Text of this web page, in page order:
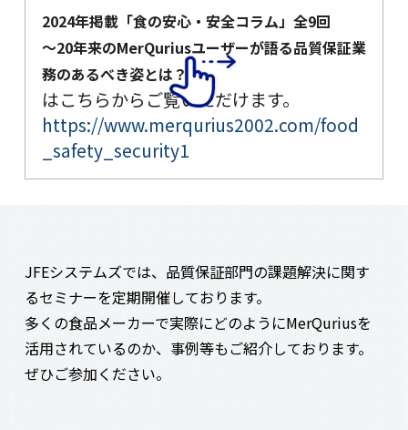
2024年掲載「食の安心・安全コラム」全9回
～20年来のMerQuriusユーザーが語る品質保証業
務のあるべき姿とは？～
はこちらからご覧いただけます。
https://www.merqurius2002.com/food
_safety_security1
JFEシステムズでは、品質保証部門の課題解決に関す
るセミナーを定期開催しております。
多くの食品メーカーで実際にどのようにMerQuriusを
活用されているのか、事例等もご紹介しております。
ぜひご参加ください。